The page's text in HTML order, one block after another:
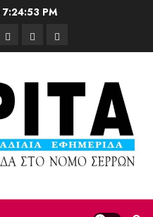
7:24:54 PM